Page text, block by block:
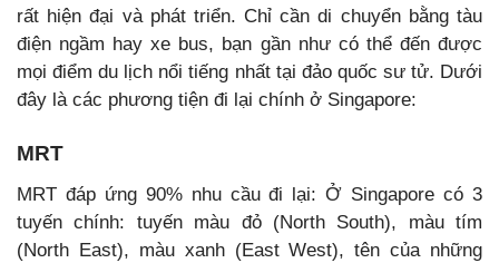
rất hiện đại và phát triển. Chỉ cần di chuyển bằng tàu
điện ngầm hay xe bus, bạn gần như có thể đến được
mọi điểm du lịch nổi tiếng nhất tại đảo quốc sư tử. Dưới
đây là các phương tiện đi lại chính ở Singapore:
MRT
MRT đáp ứng 90% nhu cầu đi lại: Ở Singapore có 3
tuyến chính: tuyến màu đỏ (North South), màu tím
(North East), màu xanh (East West), tên của những